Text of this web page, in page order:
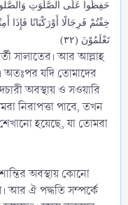
خِفْتُمْ فَرِجَالًا أَوْرَكْبَانًا فَإِذَا
تَعْلَمُوْنَ (٣٢)
সালাতের। আর আল্লাহ
অতঃপর যদি তোমাদের
অবস্থায় ও সওয়ারি
নিরাপত্তা পাবে, তখন
হয়েছে, যা তোমরা
অবস্থায় কোনো
আর ঐ পদ্ধতি সম্পর্কে